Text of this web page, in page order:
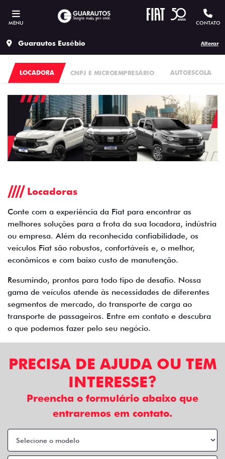
MENU CONTATO
Guarautos Eusébio Alterar
CNPJ E MICROEMPRESÁRIO AUTOESCOLA
LOCADORA
Locadoras
Conte com a experiência da Fiat para encontrar as
melhores soluções para a frota da sua locadora, indústria
ou empresa. Além da reconhecida confiabilidade, os
veículos Fiat são robustos, confortáveis e, o melhor,
econômicos e com baixo custo de manutenção.
Resumindo, prontos para todo tipo de desafio. Nossa
gama de veículos atende às necessidades de diferentes
segmentos de mercado, do transporte de carga ao
transporte de passageiros. Entre em contato e descubra
o que podemos fazer pelo seu negócio.
PRECISA DE AJUDA OU TEM
INTERESSE?
Preencha o formulário abaixo que
entraremos em contato.